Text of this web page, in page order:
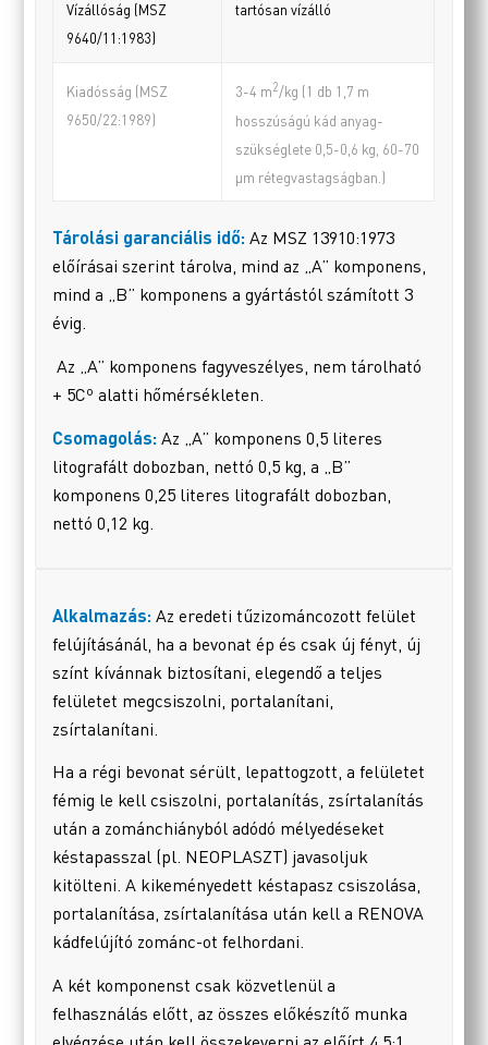
Vízállóság (MSZ
9640/11:1983)
tartósan vízálló
Kiadósság (MSZ
9650/22:1989)
3-4 m2/kg (1 db 1,7 m
hosszúságú kád anyag-
szükséglete 0,5-0,6 kg, 60-70
µm rétegvastagságban.)
Tárolási garanciális idő:Az MSZ 13910:1973
előírásai szerint tárolva, mind az „A” komponens,
mind a „B” komponens a gyártástól számított 3
évig.
Az „A” komponens fagyveszélyes, nem tárolható
+ 5Cº alatti hőmérsékleten.
Csomagolás: Az „A” komponens 0,5 literes
litografált dobozban, nettó 0,5 kg, a „B”
komponens 0,25 literes litografált dobozban,
nettó 0,12 kg.
Alkalmazás:Az eredeti tűzizománcozott felület
felújításánál, ha a bevonat ép és csak új fényt, új
színt kívánnak biztosítani, elegendő a teljes
felületet megcsiszolni, portalanítani,
zsírtalanítani.
Ha a régi bevonat sérült, lepattogzott, a felületet
fémig le kell csiszolni, portalanítás, zsírtalanítás
után a zománchiányból adódó mélyedéseket
késtapasszal (pl. NEOPLASZT) javasoljuk
kitölteni. A kikeményedett késtapasz csiszolása,
portalanítása, zsírtalanítása után kell a RENOVA
kádfelújító zománc-ot felhordani.
A két komponenst csak közvetlenül a
felhasználás előtt, az összes előkészítő munka